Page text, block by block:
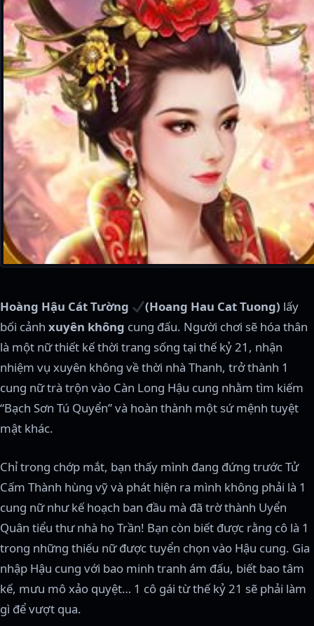
Hoàng Hậu Cát Tường (Hoang Hau Cat Tuong) lấy
bối cảnh xuyên không cung đấu. Người chơi sẽ hóa thân
là một nữ thiết kế thời trang sống tại thế kỷ 21, nhận
nhiệm vụ xuyên không về thời nhà Thanh, trở thành 1
cung nữ trà trộn vào Càn Long Hậu cung nhằm tìm kiếm
“Bạch Sơn Tú Quyển” và hoàn thành một sứ mệnh tuyệt
mật khác.
Chỉ trong chớp mắt, bạn thấy mình đang đứng trước Tử
Cấm Thành hùng vỹ và phát hiện ra mình không phải là 1
cung nữ như kế hoạch ban đầu mà đã trờ thành Uyển
Quân tiểu thư nhà họ Trần! Bạn còn biết được rằng cô là 1
trong những thiếu nữ được tuyển chọn vào Hậu cung. Gia
nhập Hậu cung với bao minh tranh ám đấu, biết bao tâm
kế, mưu mô xảo quyệt… 1 cô gái từ thế kỷ 21 sẽ phải làm
gì để vượt qua.